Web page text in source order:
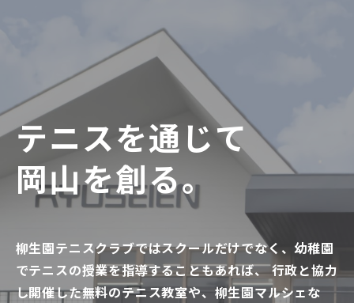
テニスを通じて
岡山を創る。
柳生園テニスクラブではスクールだけでなく、幼稚園
でテニスの授業を指導することもあれば、 行政と協力
し開催した無料のテニス教室や、柳生園マルシェな